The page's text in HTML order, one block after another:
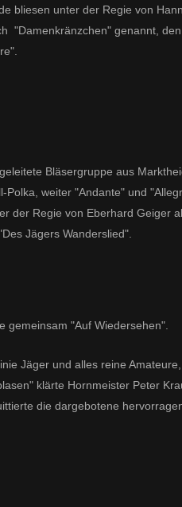
bliesen unter der Regie von
"Damenkränzchen" genannt,
Bläsergruppe aus
weiter "Andante" und
der Regie von Eberhard Geiger
Jägers Wanderslied".
gemeinsam "Auf Wiedersehen".
Jäger und alles reine
klärte Hornmeister Peter
die dargebotene